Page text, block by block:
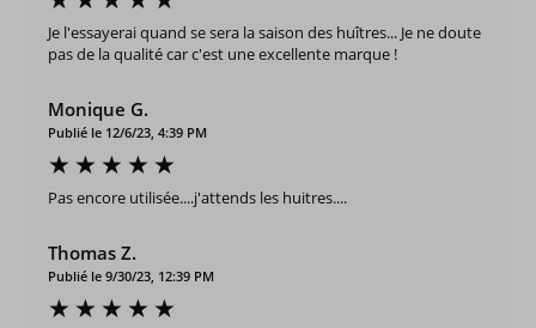
Je l'essayerai quand se sera la saison des huîtres... Je ne doute
pas de la qualité car c'est une excellente marque !
Monique G.
Publié le 12/6/23, 4:39 PM
Pas encore utilisée....j'attends les huitres....
Thomas Z.
Publié le 9/30/23, 12:39 PM